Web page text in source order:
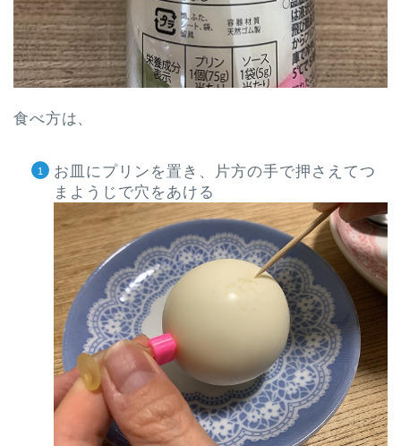
食べ方は、
お皿にプリンを置き、片方の手で押さえてつ
まようじで穴をあける